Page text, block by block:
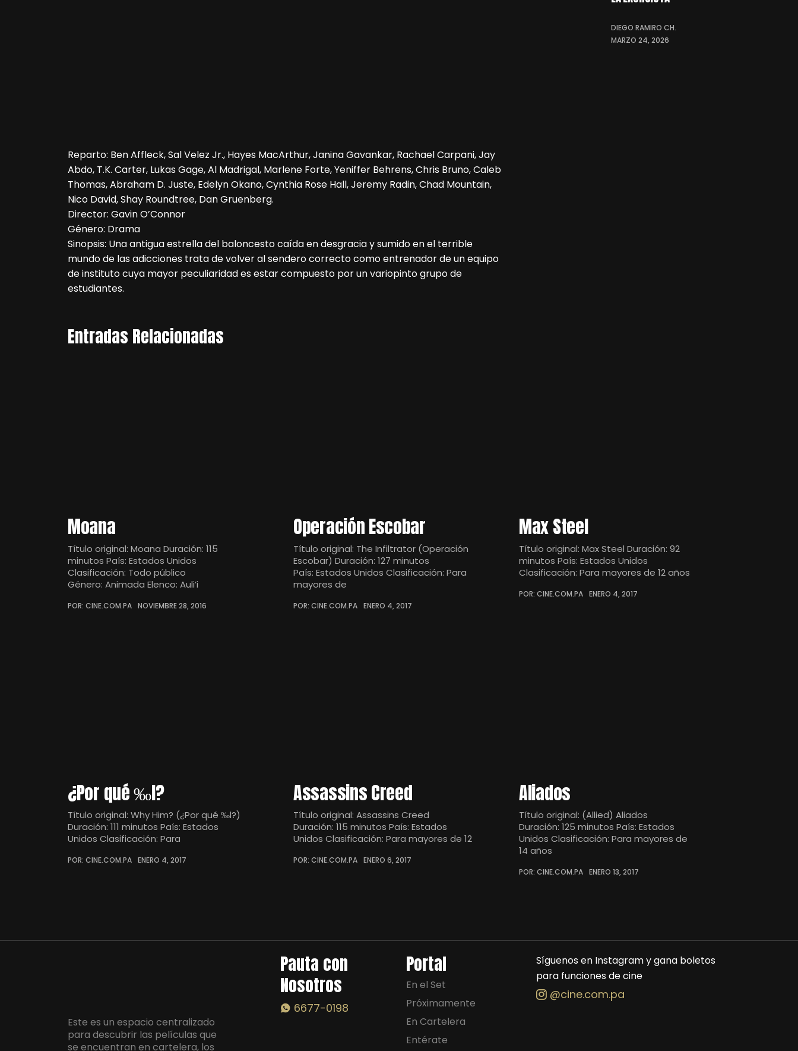
Reparto: Ben Affleck, Sal Velez Jr., Hayes MacArthur, Janina Gavankar, Rachael Carpani, Jay
Abdo, T.K. Carter, Lukas Gage, Al Madrigal, Marlene Forte, Yeniffer Behrens, Chris Bruno, Caleb
Thomas, Abraham D. Juste, Edelyn Okano, Cynthia Rose Hall, Jeremy Radin, Chad Mountain,
Nico David, Shay Roundtree, Dan Gruenberg.
Director: Gavin O’Connor
Género: Drama
Sinopsis: Una antigua estrella del baloncesto caída en desgracia y sumido en el terrible
mundo de las adicciones trata de volver al sendero correcto como entrenador de un equipo
de instituto cuya mayor peculiaridad es estar compuesto por un variopinto grupo de
estudiantes.
DIEGO RAMIRO CH.
MARZO 24, 2026
Entradas Relacionadas
Moana
Título original: Moana Duración: 115
minutos País: Estados Unidos
Clasificación: Todo público
Género: Animada Elenco: Auli’i
POR: CINE.COM.PA NOVIEMBRE 28, 2016
Operación Escobar
Título original: The Infiltrator (Operación
Escobar) Duración: 127 minutos
País: Estados Unidos Clasificación: Para
mayores de
POR: CINE.COM.PA ENERO 4, 2017
Max Steel
Título original: Max Steel Duración: 92
minutos País: Estados Unidos
Clasificación: Para mayores de 12 años
POR: CINE.COM.PA ENERO 4, 2017
¿Por qué ‰l?
Título original: Why Him? (¿Por qué ‰l?)
Duración: 111 minutos País: Estados
Unidos Clasificación: Para
POR: CINE.COM.PA ENERO 4, 2017
Assassins Creed
Título original: Assassins Creed
Duración: 115 minutos País: Estados
Unidos Clasificación: Para mayores de 12
POR: CINE.COM.PA ENERO 6, 2017
Aliados
Título original: (Allied) Aliados
Duración: 125 minutos País: Estados
Unidos Clasificación: Para mayores de
14 años
POR: CINE.COM.PA ENERO 13, 2017
Este es un espacio centralizado
para descubrir las películas que
se encuentran en cartelera, los
Pauta con
Nosotros
6677-0198
Portal
En el Set
Próximamente
En Cartelera
Entérate
Síguenos en Instagram y gana boletos
para funciones de cine
@cine.com.pa